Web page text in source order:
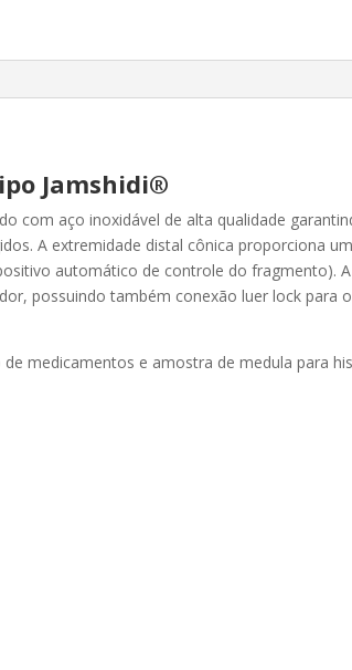
Jamshidi®
com aço inoxidável de alta qualidade
A extremidade distal cônica proporciona
automático de controle do fragmento).
possuindo também conexão luer lock para o
medicamentos e amostra de medula para